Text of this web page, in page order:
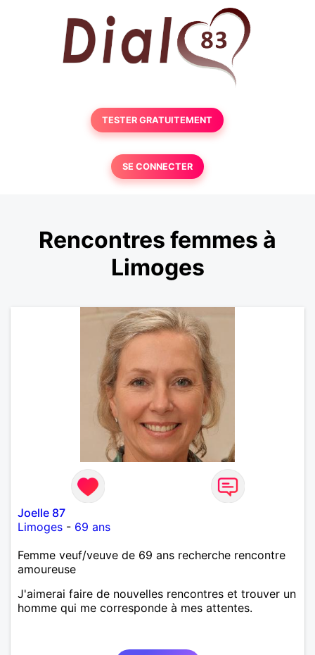
TESTER GRATUITEMENT
SE CONNECTER
Rencontres femmes à
Limoges
Joelle 87
Limoges - 69 ans
Femme veuf/veuve de 69 ans recherche rencontre
amoureuse
J'aimerai faire de nouvelles rencontres et trouver un
homme qui me corresponde à mes attentes.